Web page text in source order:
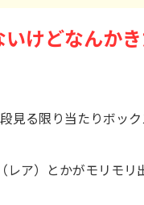
けどなんかき
見る限り当たりボック
レア）とかがモリモリ